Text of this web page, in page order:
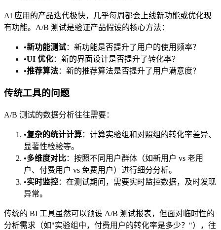
AI 应用的产品迭代极快，几乎每周都会上线新功能或优化现
有功能。A/B 测试是验证产品假设的核心方法：
•新功能测试：新功能是否提升了用户的使用频率？
•UI 优化：新的界面设计是否提升了转化率？
•推荐算法：新的推荐算法是否提升了用户满意度？
传统工具的问题
A/B 测试的数据分析往往需要：
•复杂的统计计算：计算实验组和对照组的转化率差异、
显著性检验等。
•多维度对比：按照不同用户群体（如新用户 vs 老用
户、付费用户 vs 免费用户）进行细分分析。
•实时监控：在测试期间，需要实时监控数据，及时发现
异常。
传统的 BI 工具虽然可以预设 A/B 测试报表，但面对临时性的
分析需求（如"实验组中，付费用户的转化率是多少？"），往